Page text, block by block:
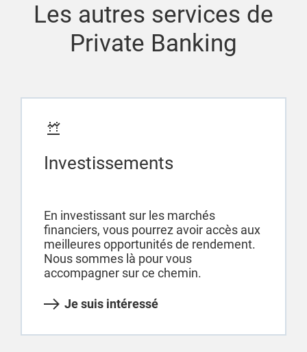
Les autres services de
Private Banking
Investissements
En investissant sur les marchés
financiers, vous pourrez avoir accès aux
meilleures opportunités de rendement.
Nous sommes là pour vous
accompagner sur ce chemin.
Je suis intéressé